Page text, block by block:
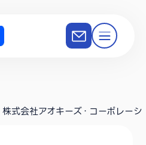
株式会社アオキーズ・コーポレーシ